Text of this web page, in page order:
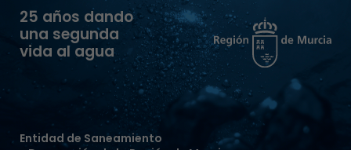
25 años dando
una segunda
vida al agua
Entidad de Saneamiento